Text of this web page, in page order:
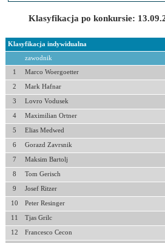
Klasyfikacja po konkursie:
Klasyfikacja indywidualna
zawodnik
1 Marco Woergoetter
2 Mark Hafnar
3 Lovro Vodusek
4 Maximilian Ortner
5 Elias Medwed
6 Gorazd Zavrsnik
7 Maksim Bartolj
8 Tom Gerisch
9 Josef Ritzer
10 Peter Resinger
11 Tjas Grilc
12 Francesco Cecon